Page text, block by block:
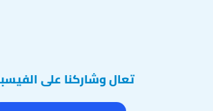
تعال وشاركنا على